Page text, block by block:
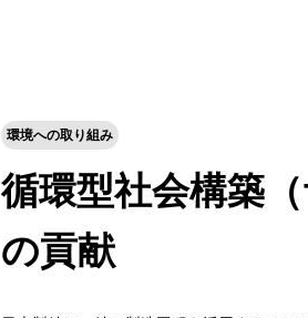
環境への取り組み
循環型社会構築
の貢献